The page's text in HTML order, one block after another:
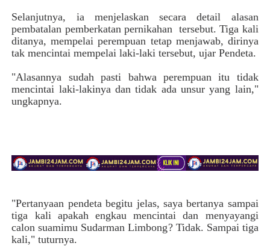
Selanjutnya, ia menjelaskan secara detail alasan
pembatalan pemberkatan pernikahan tersebut. Tiga kali
ditanya, mempelai perempuan tetap menjawab, dirinya
tak mencintai mempelai laki-laki tersebut, ujar Pendeta.
"Alasannya sudah pasti bahwa perempuan itu tidak
mencintai laki-lakinya dan tidak ada unsur yang lain,"
ungkapnya.
"Pertanyaan pendeta begitu jelas, saya bertanya sampai
tiga kali apakah engkau mencintai dan menyayangi
calon suamimu Sudarman Limbong? Tidak. Sampai tiga
kali," tuturnya.